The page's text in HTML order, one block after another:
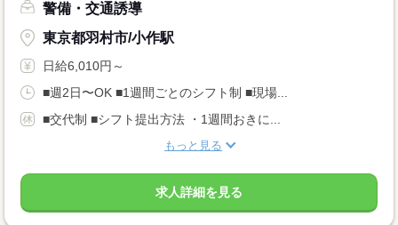
警備・交通誘導
東京都羽村市/小作駅
日給6,010円～
■週2日〜OK ■1週間ごとのシフト制 ■現場...
■交代制 ■シフト提出方法 ・1週間おきに...
もっと見る
求人詳細を見る